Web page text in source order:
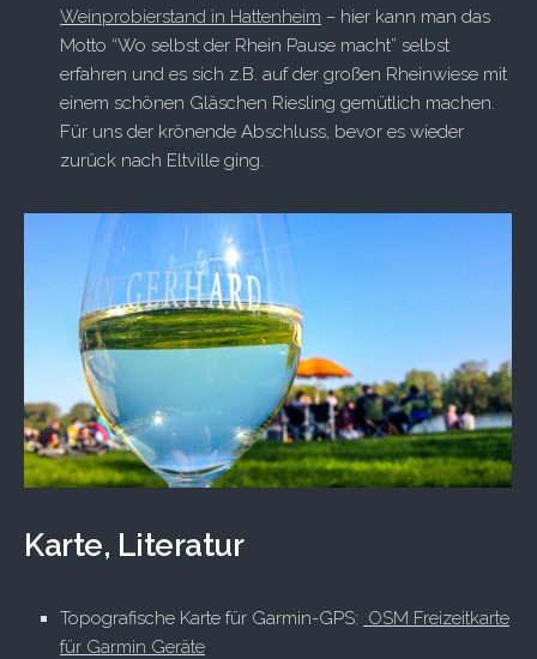
Weinprobierstand in Hattenheim – hier kann man das
Motto “Wo selbst der Rhein Pause macht” selbst
erfahren und es sich z.B. auf der großen Rheinwiese mit
einem schönen Gläschen Riesling gemütlich machen.
Für uns der krönende Abschluss, bevor es wieder
zurück nach Eltville ging.
Karte, Literatur
Topografische Karte für Garmin-GPS: OSM Freizeitkarte
für Garmin Geräte